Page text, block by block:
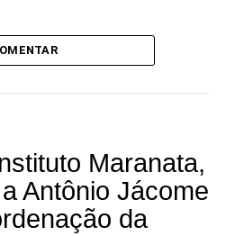
Maranata,
Antônio Jácome
da